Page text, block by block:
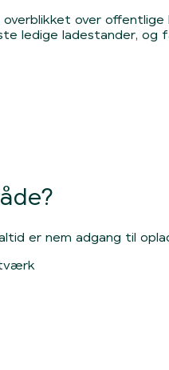
over
ledige ladestander, og
er nem adgang til